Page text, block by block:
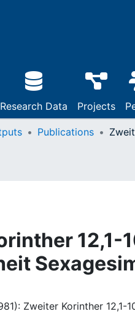
Research Data Projects
Publications
12,1-
Zweiter Korinther